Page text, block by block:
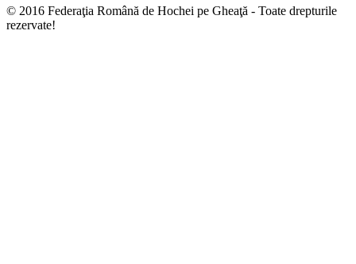
© 2016 Federaţia Română de Hochei pe Gheaţă - Toate drepturile
rezervate!